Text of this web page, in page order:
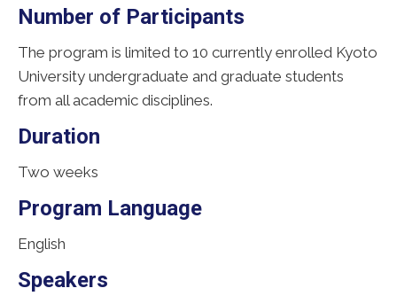
Number of Participants
The program is limited to 10 currently enrolled Kyoto
University undergraduate and graduate students
from all academic disciplines.
Duration
Two weeks
Program Language
English
Speakers